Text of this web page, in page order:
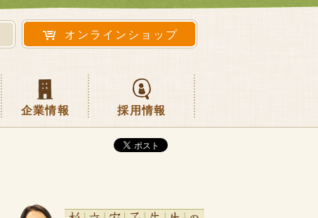
オンラインショップ
企業情報 採用情報